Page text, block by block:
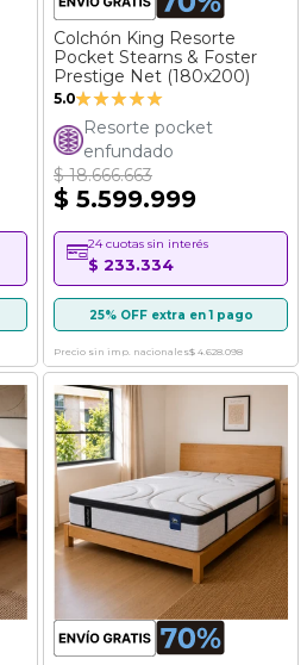
Colchón King Resorte
Pocket Stearns & Foster
Prestige Net (180x200)
5.0Valoración:
100%
Resorte pocket
enfundado
$ 18.666.663
$ 5.599.999
24 cuotas sin interés
$ 233.334
25% OFF extra en 1 pago
Precio sin imp. nacionales$ 4.628.098